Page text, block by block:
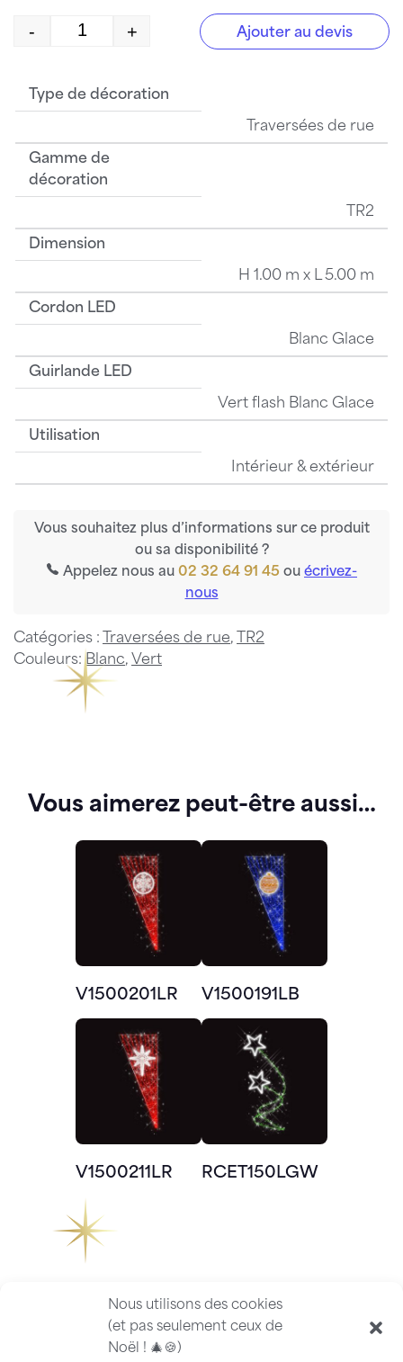
Nous utilisons des cookies
(et pas seulement ceux de
Noël ! 🎄🍪)
quantité de TGC5MLG
- + Ajouter au devis
Type de décoration
Traversées de rue
Gamme de
décoration
TR2
Dimension
H 1.00 m x L 5.00 m
Cordon LED
Blanc Glace
Guirlande LED
Vert flash Blanc Glace
Utilisation
Intérieur & extérieur
Vous souhaitez plus d’informations sur ce produit
ou sa disponibilité ?
Appelez nous au 02 32 64 91 45 ou écrivez-
nous
Catégories : Traversées de rue,
TR2
Couleurs:Blanc, Vert
Vous aimerez peut-être aussi…
V1500201LR V1500191LB
V1500211LR RCET150LGW